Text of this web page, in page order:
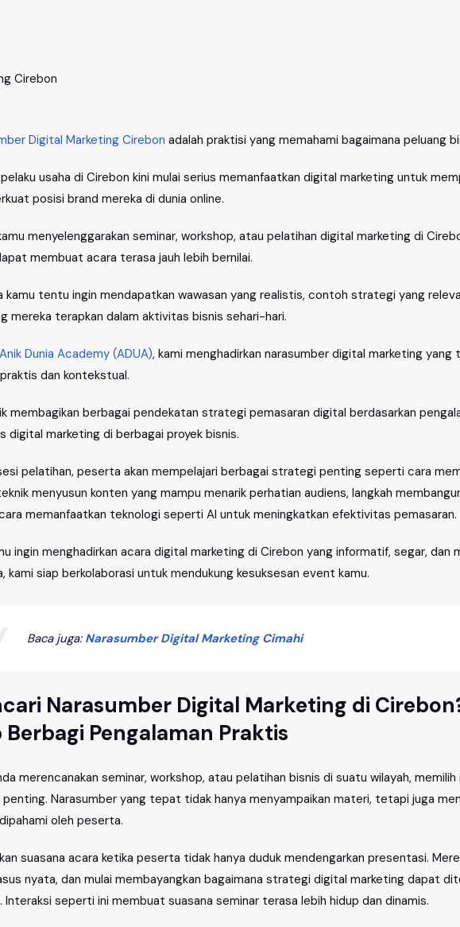
Digital Marketing Cirebon adalah praktisi yang memahami bagaimana peluang
usaha di Cirebon kini mulai serius memanfaatkan digital marketing untuk
posisi brand mereka di dunia online.
menyelenggarakan seminar, workshop, atau pelatihan digital marketing di
membuat acara terasa jauh lebih bernilai.
kamu tentu ingin mendapatkan wawasan yang realistis, contoh strategi yang
mereka terapkan dalam aktivitas bisnis sehari-hari.
Anik Dunia Academy (ADUA), kami menghadirkan narasumber digital marketing
dan kontekstual.
membagikan berbagai pendekatan strategi pemasaran digital berdasarkan
digital marketing di berbagai proyek bisnis.
pelatihan, peserta akan mempelajari berbagai strategi penting seperti cara
menyusun konten yang mampu menarik perhatian audiens, langkah
memanfaatkan teknologi seperti AI untuk meningkatkan efektivitas pemasaran.
ingin menghadirkan acara digital marketing di Cirebon yang informatif, segar, dan
kami siap berkolaborasi untuk mendukung kesuksesan event kamu.
Baca juga: Narasumber Digital Marketing Cimahi
Narasumber Digital Marketing di
Berbagi Pengalaman Praktis
merencanakan seminar, workshop, atau pelatihan bisnis di suatu wilayah,
penting. Narasumber yang tepat tidak hanya menyampaikan materi, tetapi juga
oleh peserta.
suasana acara ketika peserta tidak hanya duduk mendengarkan presentasi.
nyata, dan mulai membayangkan bagaimana strategi digital marketing dapat
Interaksi seperti ini membuat suasana seminar terasa lebih hidup dan dinamis.